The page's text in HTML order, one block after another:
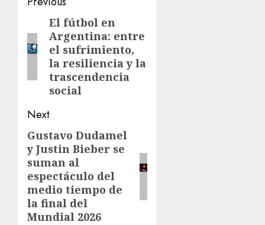
El fútbol en
Argentina: entre
el sufrimiento,
la resiliencia y la
trascendencia
social
Next
Gustavo Dudamel
y Justin Bieber se
suman al
espectáculo del
medio tiempo de
la final del
Mundial 2026